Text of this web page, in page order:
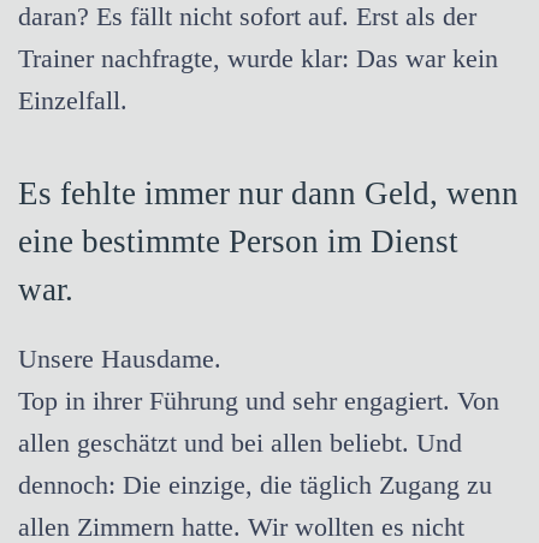
daran? Es fällt nicht sofort auf. Erst als der
Trainer nachfragte, wurde klar: Das war kein
Einzelfall.
Es fehlte immer nur dann Geld, wenn
eine bestimmte Person im Dienst
war.
Unsere Hausdame.
Top in ihrer Führung und sehr engagiert. Von
allen geschätzt und bei allen beliebt. Und
dennoch: Die einzige, die täglich Zugang zu
allen Zimmern hatte. Wir wollten es nicht